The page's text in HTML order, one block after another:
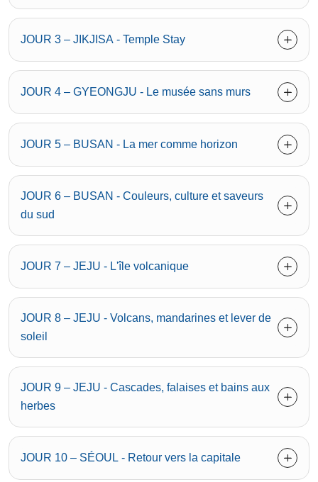
JOUR 3 – JIKJISA - Temple Stay
JOUR 4 – GYEONGJU - Le musée sans murs
JOUR 5 – BUSAN - La mer comme horizon
JOUR 6 – BUSAN - Couleurs, culture et saveurs
du sud
JOUR 7 – JEJU - L'île volcanique
JOUR 8 – JEJU - Volcans, mandarines et lever de
soleil
JOUR 9 – JEJU - Cascades, falaises et bains aux
herbes
JOUR 10 – SÉOUL - Retour vers la capitale